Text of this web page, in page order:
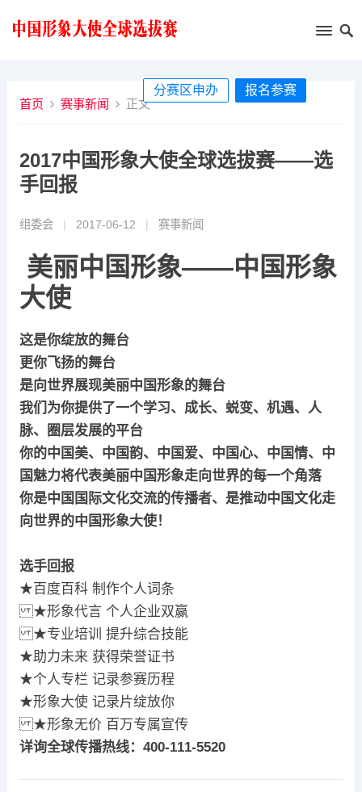
分赛区申办
报名参赛
首页
赛事新闻 正文
2017中国形象大使全球选拔赛——选
手回报
组委会 | 2017-06-12 | 赛事新闻
美丽中国形象——中国形象
大使
这是你绽放的舞台
更你飞扬的舞台
是向世界展现美丽中国形象的舞台
我们为你提供了一个学习、成长、蜕变、机遇、人
脉、圈层发展的平台
你的中国美、中国韵、中国爱、中国心、中国情、中
国魅力将代表美丽中国形象走向世界的每一个角落
你是中国国际文化交流的传播者、是推动中国文化走
向世界的中国形象大使！
选手回报
★百度百科 制作个人词条
★形象代言 个人企业双赢
★专业培训 提升综合技能
★助力未来 获得荣誉证书
★个人专栏 记录参赛历程
★形象大使 记录片绽放你
★形象无价 百万专属宣传
详询全球传播热线：400-111-5520